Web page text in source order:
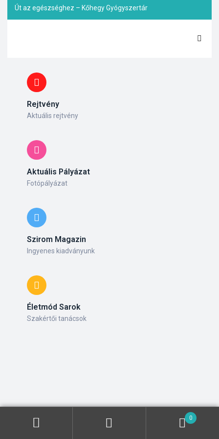
Út az egészséghez – Kőhegy Gyógyszertár
Rejtvény
Aktuális rejtvény
Aktuális Pályázat
Fotópályázat
Szirom Magazin
Ingyenes kiadványunk
Életmód Sarok
Szakértői tanácsok
0